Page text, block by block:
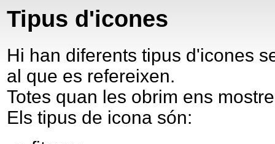
Tipus d'icones
Hi han diferents tipus d'icones
al que es refereixen.
Totes quan les obrim ens
Els tipus de icona són: